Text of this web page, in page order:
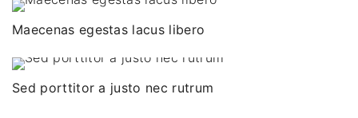
Maecenas egestas lacus libero
Sed porttitor a justo nec rutrum